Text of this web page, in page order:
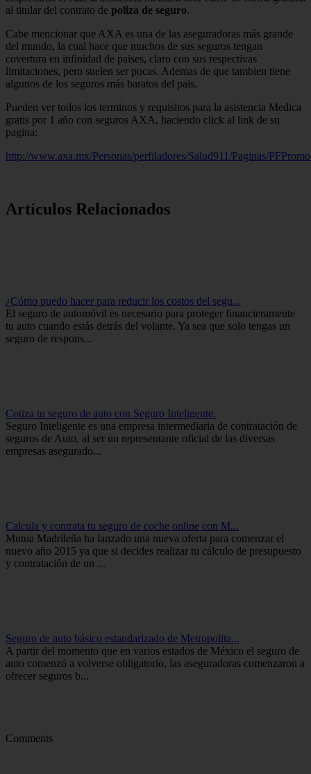
al titular del contrato de poliza de seguro.
Cabe mencionar que AXA es una de las aseguradoras más grande
del mundo, la cual hace que muchos de sus seguros tengan
covertura en infinidad de paises, claro con sus respectivas
limitaciones, pero suelen ser pocas. Ademas de que tambien tiene
algunos de los seguros más baratos del pais.
Pueden ver todos los terminos y requisitos para la asistencia Medica
gratis por 1 año con seguros AXA, haciendo click al link de su
pagina:
http://www.axa.mx/Personas/perfiladores/Salud911/Paginas/
Artículos Relacionados
¿Cómo puedo hacer para reducir los costos del segu...
El seguro de automóvil es necesario para proteger financieramente
tu auto cuando estás detrás del volante. Ya sea que solo tengas un
seguro de respons...
Cotiza tu seguro de auto con Seguro Inteligente.
Seguro Inteligente es una empresa intermediaria de contratación de
seguros de Auto, al ser un representante oficial de las diversas
empresas asegurado...
Calcula y contrata tu seguro de coche online con M...
Mutua Madrileña ha lanzado una nueva oferta para comenzar el
nuevo año 2015 ya que si decides realizar tu cálculo de presupuesto
y contratación de un ...
Seguro de auto básico estandarizado de Metropolita...
A partir del momento que en varios estados de México el seguro de
auto comenzó a volverse obligatorio, las aseguradoras comenzaron a
ofrecer seguros b...
Comments